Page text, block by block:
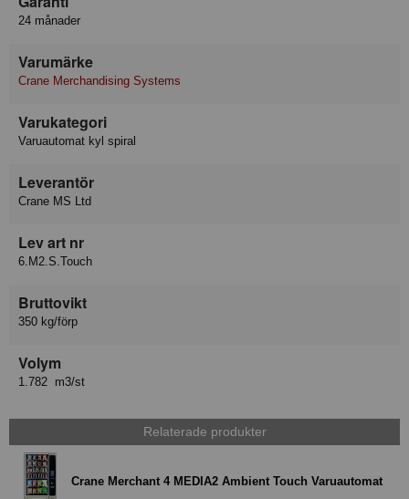
24 månader
Varumärke
Crane Merchandising Systems
Varukategori
Varuautomat kyl spiral
Leverantör
Crane MS Ltd
Lev art nr
6.M2.S.Touch
Bruttovikt
350 kg/förp
Volym
1.782 m3/st
Relaterade produkter
Crane Merchant 4 MEDIA2 Ambient Touch Varuautomat